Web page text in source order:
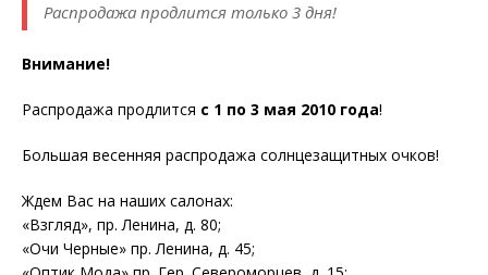
Распродажа продлится только 3 дня!
Внимание!
Распродажа продлится с 1 по 3 мая 2010 года!
Большая весенняя распродажа солнцезащитных очков!
Ждем Вас на наших салонах:
«Взгляд», пр. Ленина, д. 80;
«Очи Черные» пр. Ленина, д. 45;